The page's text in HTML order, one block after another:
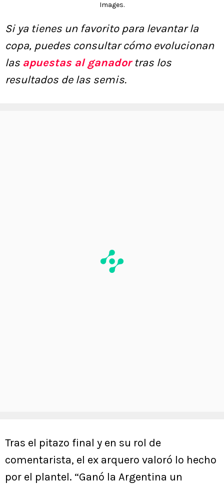
Images.
Si ya tienes un favorito para levantar la
copa, puedes consultar cómo evolucionan
las apuestas al ganadortras los
resultados de las semis.
Tras el pitazo final y en su rol de
comentarista, el ex arquero valoró lo hecho
por el plantel. “Ganó la Argentina un